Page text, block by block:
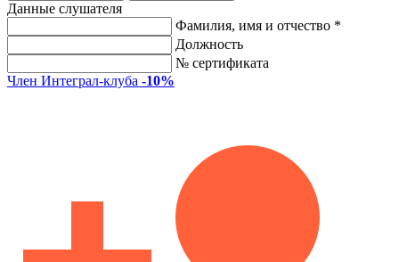
Данные слушателя
Фамилия, имя и отчество *
Должность
№ сертификата
Член Интеграл-клуба -10%